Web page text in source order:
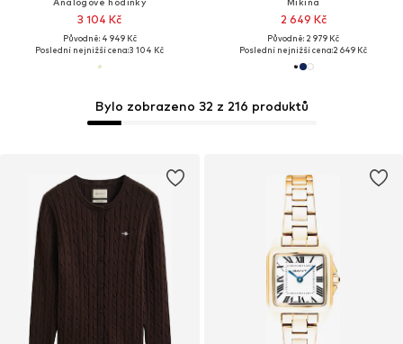
Bylo zobrazeno 32 z 216 produktů
3 104 Kč
Původně: 4 949 Kč
Poslední nejnižší cena:3 104 Kč
2 649 Kč
Původně: 2 979 Kč
Poslední nejnižší cena:2 649 Kč